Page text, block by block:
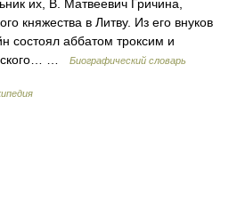
их, В. Матвеевич Гричина,
княжества в Литву. Из его внуков
состоял аббатом троксим и
…
Биографический словарь